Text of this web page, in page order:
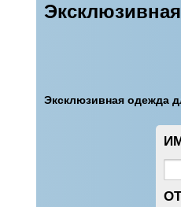
Эксклюзивная одежда